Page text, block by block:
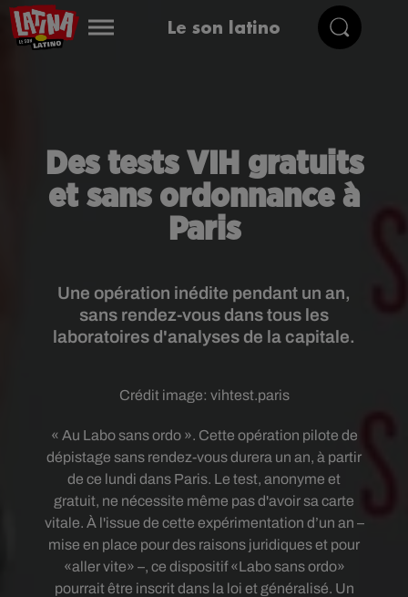
Le son latino
Des tests VIH gratuits
et sans ordonnance à
Paris
Une opération inédite pendant un an,
sans rendez-vous dans tous les
laboratoires d'analyses de la capitale.
Crédit image: vihtest.paris
« Au Labo sans ordo ». Cette opération pilote de
dépistage sans rendez-vous durera un an, à partir
de ce lundi dans Paris. Le test, anonyme et
gratuit, ne nécessite même pas d'avoir sa carte
vitale. À l'issue de cette expérimentation d’un an –
mise en place pour des raisons juridiques et pour
«aller vite» –, ce dispositif «Labo sans ordo»
pourrait être inscrit dans la loi et généralisé. Un